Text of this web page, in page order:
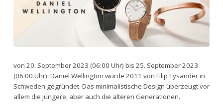
von 20. September 2023 (06:00 Uhr) bis 25. September 2023
(06:00 Uhr): Daniel Wellington wurde 2011 von Filip Tysander in
Schweden gegründet. Das minimalistische Design überzeugt vor
allem die jüngere, aber auch die älteren Generationen.